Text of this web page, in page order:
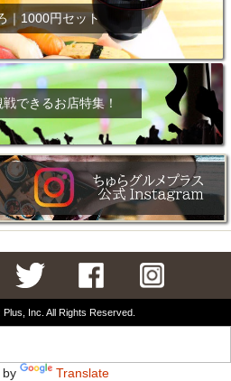
｜1000円セット
できるお店特集！
Inc. All Rights Reserved.
by Translate